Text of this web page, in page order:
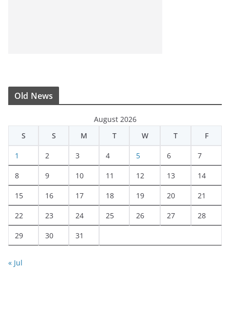
Old News
August 2026
S
S M T W T F
1 2 3 4 5 6 7
8 9 10 11 12 13 14
15 16 17 18 19 20 21
22 23 24 25 26 27 28
29 30 31
« Jul